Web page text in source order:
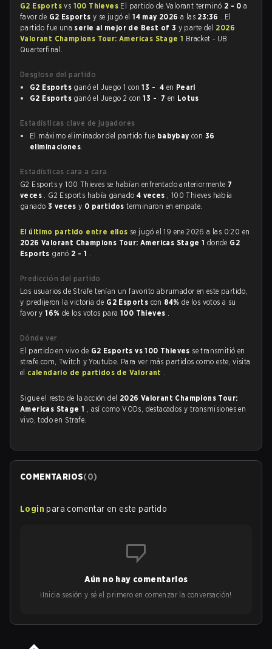
G2 Esportsvs 100 Thieves El partido de Valorant terminó 2 - 0 a
favor de G2 Esportsy se jugó el14 may 2026a las 23:36 . El
partido fue una serie al mejor de Best of 3 y parte del 2026
Valorant Champions Tour: Americas Stage 1 Bracket - UB
Quarterfinal.
Desglose del partido
G2 Esports ganó el Juego 1 con13 - 4 en Pearl
G2 Esports ganó el Juego 2 con13 - 7 en Lotus
Estadísticas clave de jugadores
El máximo eliminador del partido fue babybay con 36
eliminaciones.
Estadísticas cara a cara
G2 Esports y 100 Thieves se habían enfrentado anteriormente 7
veces . G2 Esports había ganado 4 veces , 100 Thieves había
ganado 3 vecesy 0 partidosterminaron en empate.
El último partido entre ellos se jugó el 19 ene 2026 a las 0:20 en
2026 Valorant Champions Tour: Americas Stage 1 donde G2
Esports ganó 2 - 1 .
Predicción del partido
Los usuarios de Strafe tenían un favorito abrumador en este partido,
y predijeron la victoria de G2 Esports con 84% de los votos a su
favor y16% de los votos para100 Thieves .
Dónde ver
El partido en vivo de G2 Esports vs 100 Thieves se transmitió en
strafe.com, Twitch y Youtube. Para ver más partidos como este, visita
el calendario de partidos de Valorant .
Sigue el resto de la acción del 2026 Valorant Champions Tour:
Americas Stage 1 , así como VODs, destacados y transmisiones en
vivo, todo en Strafe.
COMENTARIOS(0)
Login para comentar en este partido
Aún no hay comentarios
¡Inicia sesión y sé el primero en comenzar la conversación!